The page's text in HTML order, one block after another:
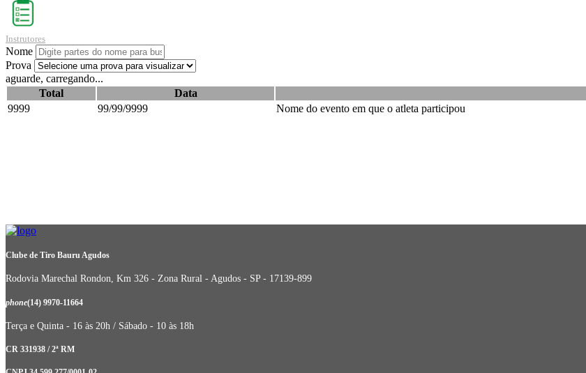
Instrutores
Nome
Prova
aguarde, carregando...
Total
Data
9999
99/99/9999 Nome do evento em que o atleta participou
Clube de Tiro Bauru Agudos
Rodovia Marechal Rondon, Km 326 - Zona Rural - Agudos - SP - 17139-899
phone(14) 9970-11664
Terça e Quinta - 16 às 20h / Sábado - 10 às 18h
CR 331938 / 2ª RM